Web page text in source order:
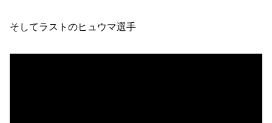
そしてラストのヒュウマ選手